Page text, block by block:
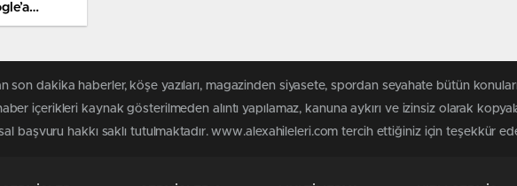
son dakika haberler, köşe yazıları, magazinden siyasete, spordan seyahate bütün
içerikleri kaynak gösterilmeden alıntı yapılamaz, kanuna aykırı ve izinsiz olarak
başvuru hakkı saklı tutulmaktadır. www.alexahileleri.com tercih ettiğiniz için teşekkür